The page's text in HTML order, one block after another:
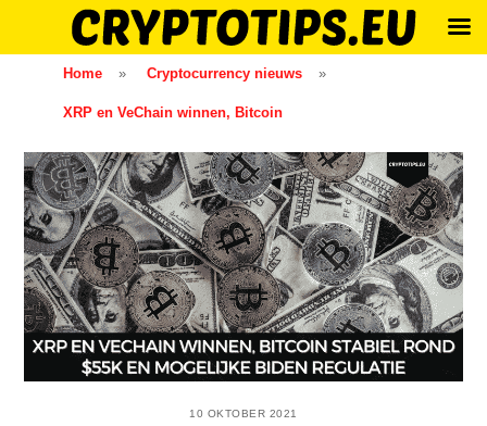
Home » Cryptocurrency nieuws »
XRP en VeChain winnen, Bitcoin
10 OKTOBER 2021